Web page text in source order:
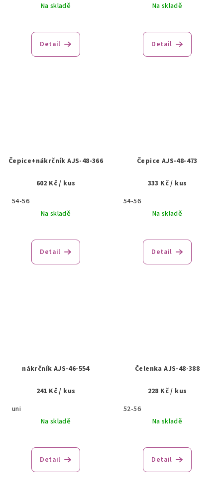
Na skladě
Detail
Na skladě
Detail
Čepice+nákrčník AJS-48-366
602 Kč/ kus
54-56
Na skladě
Detail
Čepice AJS-48-473
333 Kč/ kus
54-56
Na skladě
Detail
nákrčník AJS-46-554
241 Kč/ kus
uni
Na skladě
Detail
Čelenka AJS-48-388
228 Kč/ kus
52-56
Na skladě
Detail